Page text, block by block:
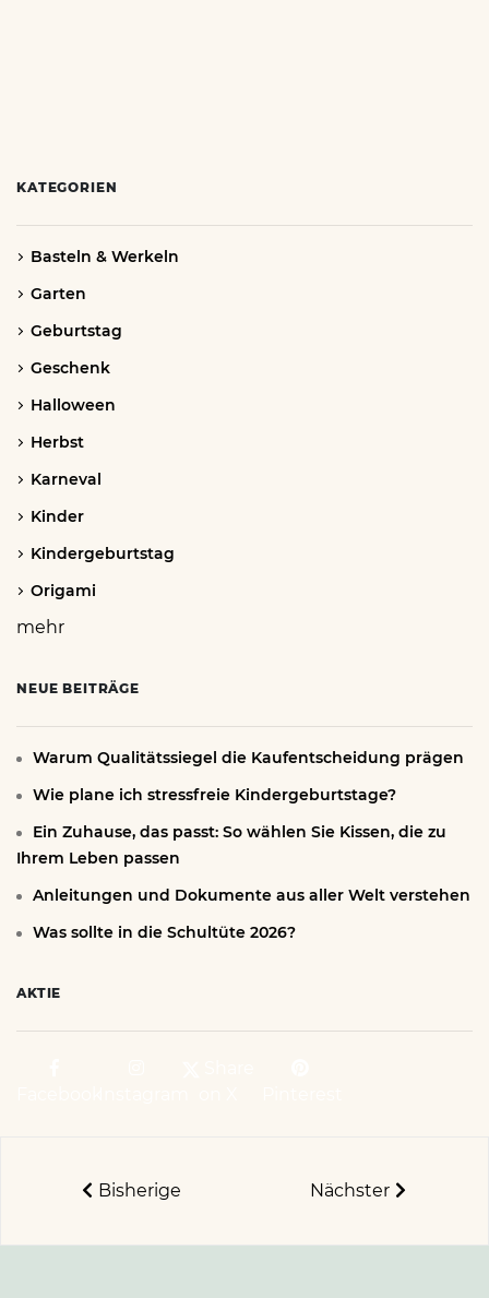
KATEGORIEN
Basteln & Werkeln
Garten
Geburtstag
Geschenk
Halloween
Herbst
Karneval
Kinder
Kindergeburtstag
Origami
mehr
NEUE BEITRÄGE
Warum Qualitätssiegel die Kaufentscheidung prägen
Wie plane ich stressfreie Kindergeburtstage?
Ein Zuhause, das passt: So wählen Sie Kissen, die zu
Ihrem Leben passen
Anleitungen und Dokumente aus aller Welt verstehen
Was sollte in die Schultüte 2026?
AKTIE
Bisherige Nächster